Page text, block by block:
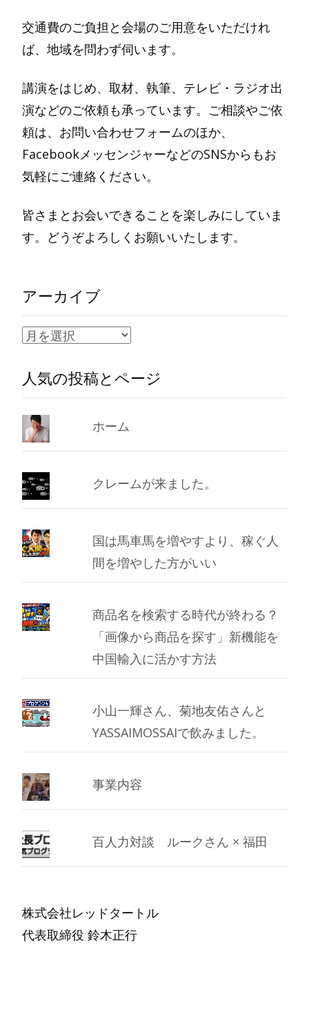
交通費のご負担と会場のご用意をいただけれ
ば、地域を問わず伺います。
講演をはじめ、取材、執筆、テレビ・ラジオ出
演などのご依頼も承っています。ご相談やご依
頼は、お問い合わせフォームのほか、
FacebookメッセンジャーなどのSNSからもお
気軽にご連絡ください。
皆さまとお会いできることを楽しみにしていま
す。どうぞよろしくお願いいたします。
アーカイブ
ア
カ
イ
ブ
人気の投稿とページ
ホーム
クレームが来ました。
国は馬車馬を増やすより、稼ぐ人
間を増やした方がいい
商品名を検索する時代が終わる？
「画像から商品を探す」新機能を
中国輸入に活かす方法
小山一輝さん、菊地友佑さんと
YASSAIMOSSAIで飲みました。
事業内容
百人力対談 ルークさん × 福田
株式会社レッドタートル
代表取締役 鈴木正行